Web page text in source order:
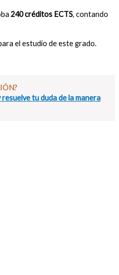
240 créditos ECTS, contando
el estudio de este grado.
tu duda de la manera